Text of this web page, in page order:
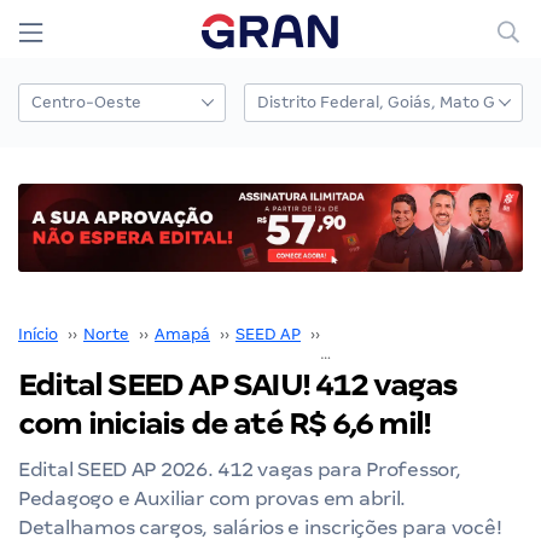
Início ›› Norte ›› Amapá ›› SEED AP ››
Edital SEED AP SAIU! 412 vagas
com iniciais de até R$ 6,6 mil!
Edital SEED AP 2026. 412 vagas para Professor,
Pedagogo e Auxiliar com provas em abril.
Detalhamos cargos, salários e inscrições para você!